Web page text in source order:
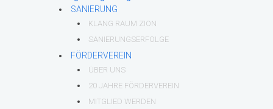
SANIERUNG
KLANG RAUM ZION
SANIERUNGSERFOLGE
FÖRDERVEREIN
ÜBER UNS
20 JAHRE FÖRDERVEREIN
MITGLIED WERDEN